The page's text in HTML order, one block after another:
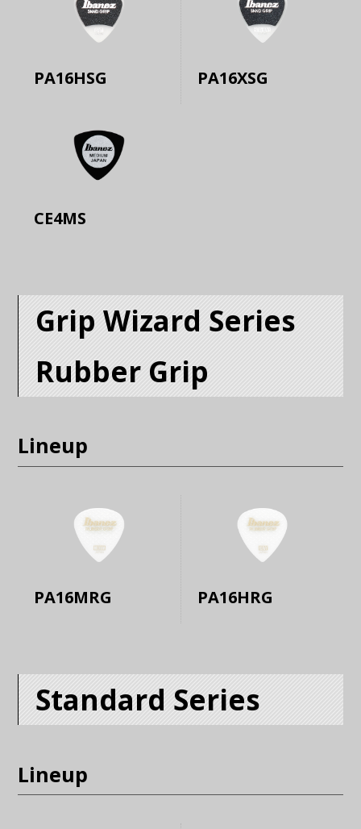
PA16HSG PA16XSG
CE4MS
Grip Wizard Series
Rubber Grip
Lineup
PA16MRG PA16HRG
Standard Series
Lineup